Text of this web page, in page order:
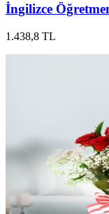
İngilizce
1.438,8 TL